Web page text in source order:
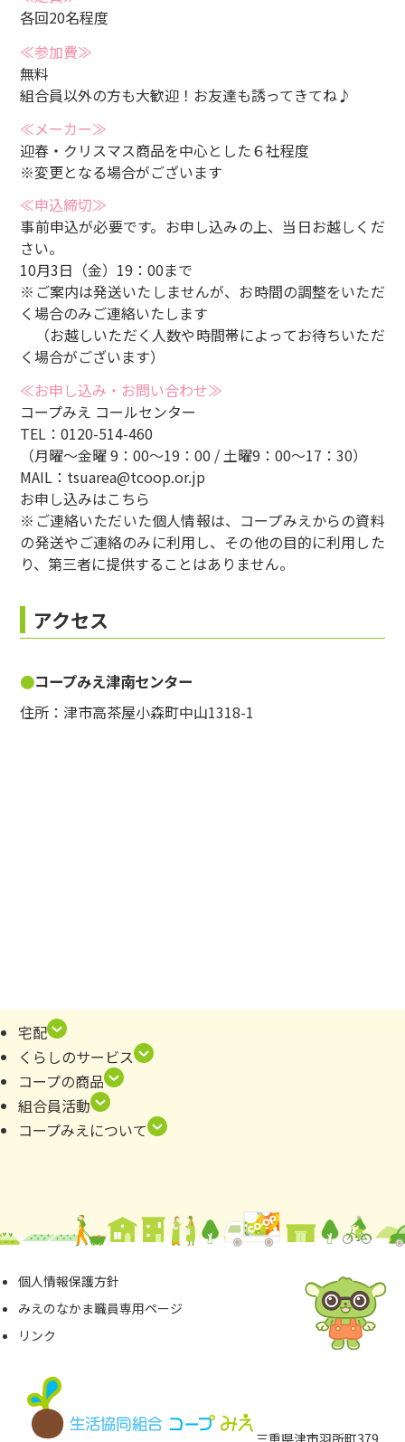
各回20名程度
≪参加費≫
無料
組合員以外の方も大歓迎！お友達も誘ってきてね♪
≪メーカー≫
迎春・クリスマス商品を中心とした６社程度
※変更となる場合がございます
≪申込締切≫
事前申込が必要です。お申し込みの上、当日お越しくだ
さい。
10月3日（金）19：00まで
※ご案内は発送いたしませんが、お時間の調整をいただ
く場合のみご連絡いたします
（お越しいただく人数や時間帯によってお待ちいただ
く場合がございます）
≪お申し込み・お問い合わせ≫
コープみえ コールセンター
TEL：0120-514-460
（月曜～金曜 9：00～19：00 / 土曜9：00～17：30）
MAIL： tsuarea@tcoop.or.jp
お申し込みはこちら
※ご連絡いただいた個人情報は、コープみえからの資料
の発送やご連絡のみに利用し、その他の目的に利用した
り、第三者に提供することはありません。
アクセス
コープみえ津南センター
住所：津市高茶屋小森町中山1318-1
宅配
くらしのサービス
コープの商品
組合員活動
コープみえについて
三重県津市⽻所町379
個⼈情報保護⽅針
みえのなかま職員専⽤ページ
リンク